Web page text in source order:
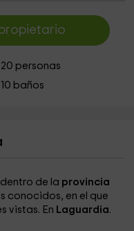
20 personas
10 baños
de la provincia
conocidos, en el que
vistas. En Laguardia.